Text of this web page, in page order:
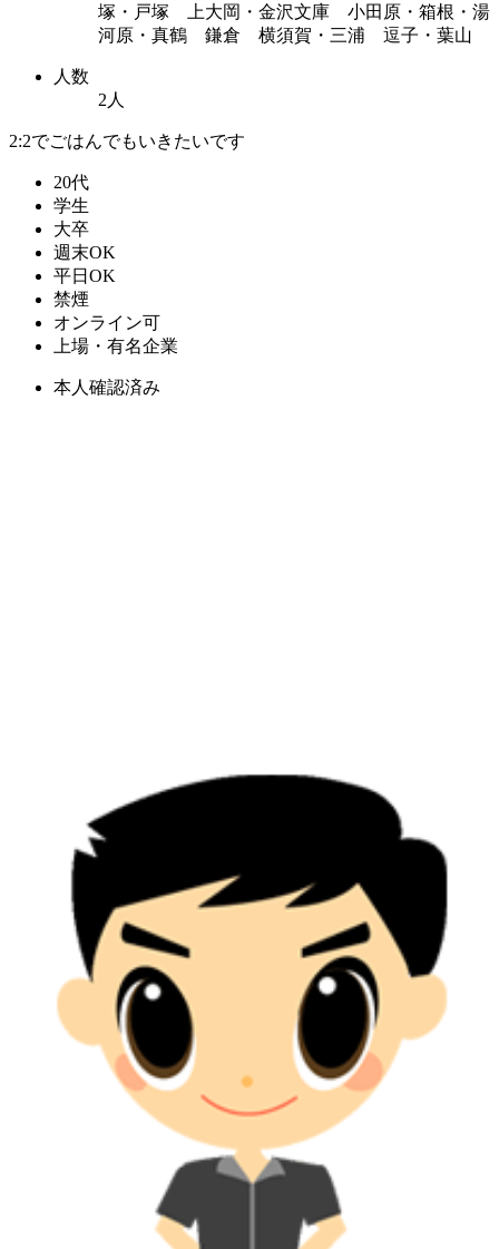
塚・戸塚 上大岡・金沢文庫 小田原・箱根・湯
河原・真鶴 鎌倉 横須賀・三浦 逗子・葉山
人数
2人
2:2でごはんでもいきたいです
20代
学生
大卒
週末OK
平日OK
禁煙
オンライン可
上場・有名企業
本人確認済み